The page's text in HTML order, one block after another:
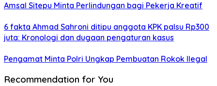
Amsal Sitepu Minta Perlindungan bagi Pekerja Kreatif
6 fakta Ahmad Sahroni ditipu anggota KPK palsu Rp300
juta: Kronologi dan dugaan pengaturan kasus
Pengamat Minta Polri Ungkap Pembuatan Rokok Ilegal
Recommendation for You